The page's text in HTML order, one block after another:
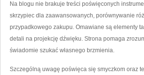
Na blogu nie brakuje treści poświęconych
skrzypiec dla zaawansowanych, porównywanie
przypadkowego zakupu. Omawiane są elementy
detali na projekcję dźwięku. Strona pomaga
świadomie szukać własnego brzmienia.
Szczególną uwagę poświęca się smyczkom oraz